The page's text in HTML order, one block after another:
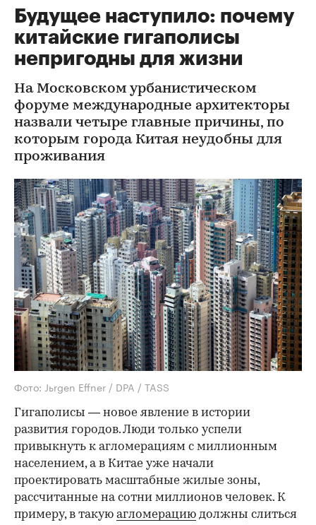
Будущее наступило: почему
китайские гигаполисы
непригодны для жизни
На Московском урбанистическом
форуме международные архитекторы
назвали четыре главные причины, по
которым города Китая неудобны для
проживания
Фото: Jьrgen Effner / DPA / TASS
Гигаполисы — новое явление в истории
развития городов. Люди только успели
привыкнуть к агломерациям с миллионным
населением, а в Китае уже начали
проектировать масштабные жилые зоны,
рассчитанные на сотни миллионов человек. К
примеру, в такую агломерацию должны слиться